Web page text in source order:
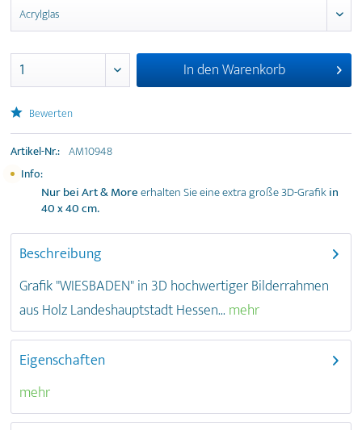
In denWarenkorb
Bewerten
Artikel-Nr.: AM10948
Info:
Nur bei Art & Moreerhalten Sie eine extra große 3D-Grafikin
40 x 40 cm.
Beschreibung
Grafik "WIESBADEN" in 3D hochwertiger Bilderrahmen
aus Holz Landeshauptstadt Hessen... mehr
Eigenschaften
mehr